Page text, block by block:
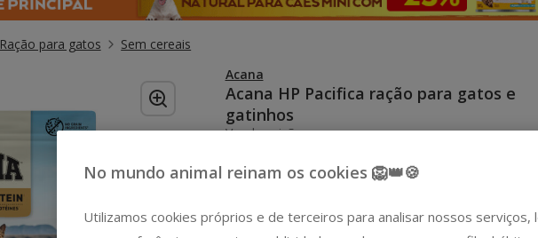
Ração para gatos
Sem cereais
Acana
Acana HP Pacifica ração para gatos e
gatinhos
Ver descrição
Peso:4.5 kg
1.8 kg 4.5 kg
No mundo animal reinam os cookies 🦁👑🍪
Utilizamos cookies próprios e de terceiros para analisar nossos serviços,